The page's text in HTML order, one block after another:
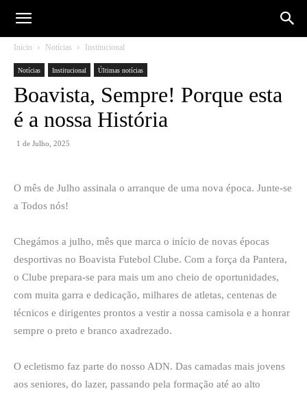
Início Notícias Institucional
Notícias Institucional Últimas notícias
Boavista, Sempre! Porque esta
é a nossa História
1 de Julho, 2025
O mês de Julho assinala o arranque de uma nova época. Junte-se
a Todos nós!
Chegámos a julho, mês que marca o início de novas épocas
desportivas no Boavista Futebol Clube. Com a força da Pantera,
o Clube prepara-se para mais um ano cheio de oportunidades,
com muita garra e dedicação, milhares de atletas, centenas de
técnicos e dirigentes prontos a vestir a nossa camisola e a honrar
sempre o preto e branco axadrezado.
O ecletismo faz parte do nosso ADN. Das camadas mais jovens
aos seniores, do lazer, passando pela formação até ao alto